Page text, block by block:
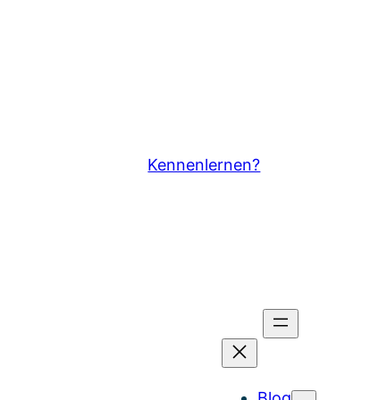
Kennenlernen?